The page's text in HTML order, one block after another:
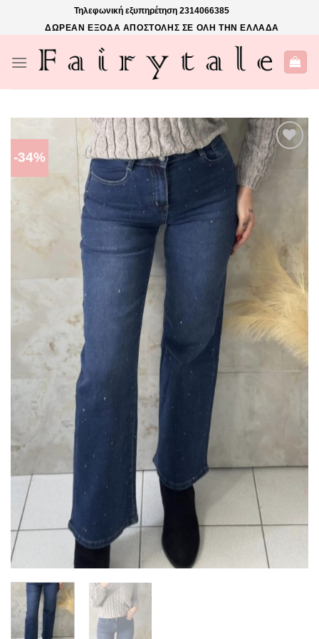
Τηλεφωνική εξυπηρέτηση 2314066385
ΔΩΡΕΑΝ ΕΞΟΔΑ ΑΠΟΣΤΟΛΗΣ ΣΕ ΟΛΗ ΤΗΝ ΕΛΛΑΔΑ
-34%
ΠΡΌΣΘΉΚΗ
ΣΤΗΝ ΛΊΣΤΑ
ΕΠΙΘΥΜΙΏΝ